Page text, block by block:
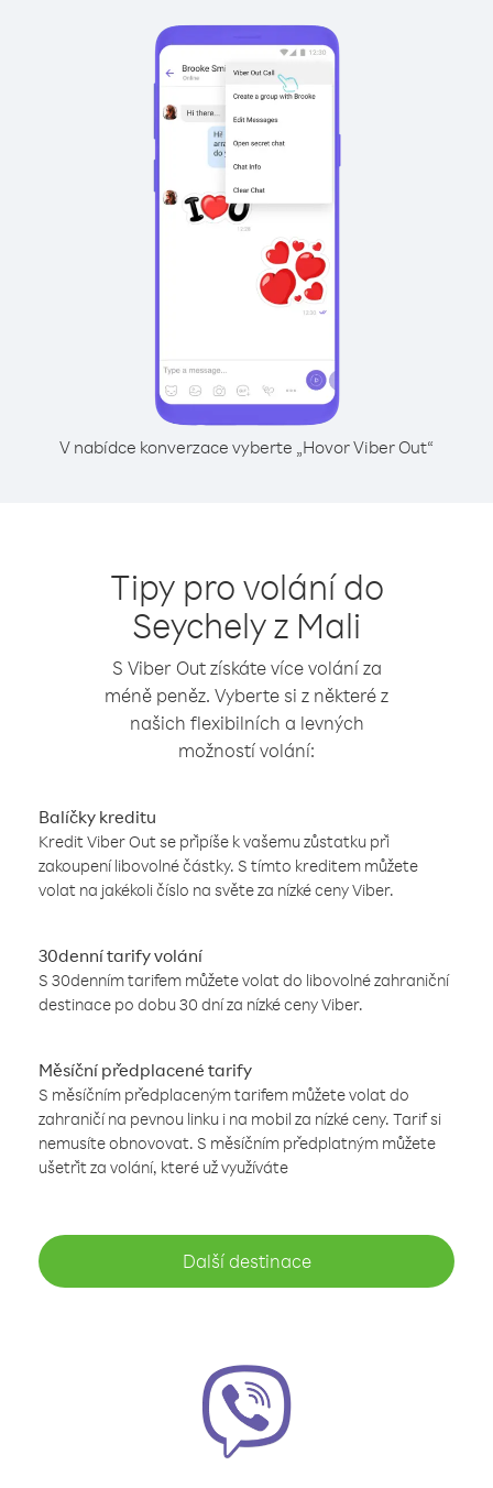
V nabídce konverzace vyberte „Hovor Viber Out“
Tipy pro volání do
Seychely z Mali
S Viber Out získáte více volání za
méně peněz. Vyberte si z některé z
našich flexibilních a levných
možností volání:
Balíčky kreditu
Kredit Viber Out se připíše k vašemu zůstatku při
zakoupení libovolné částky. S tímto kreditem můžete
volat na jakékoli číslo na světe za nízké ceny Viber.
30denní tarify volání
S 30denním tarifem můžete volat do libovolné zahraniční
destinace po dobu 30 dní za nízké ceny Viber.
Měsíční předplacené tarify
S měsíčním předplaceným tarifem můžete volat do
zahraničí na pevnou linku i na mobil za nízké ceny. Tarif si
nemusíte obnovovat. S měsíčním předplatným můžete
ušetřit za volání, které už využíváte
Další destinace